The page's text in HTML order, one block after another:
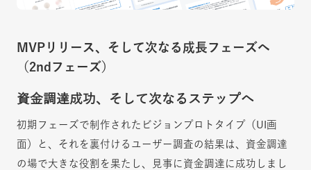
MVPリリース、そして次なる成長フェーズへ
（2ndフェーズ）
資金調達成功、そして次なるステップへ
初期フェーズで制作されたビジョンプロトタイプ（UI画
面）と、それを裏付けるユーザー調査の結果は、資金調達
の場で大きな役割を果たし、見事に資金調達に成功しまし